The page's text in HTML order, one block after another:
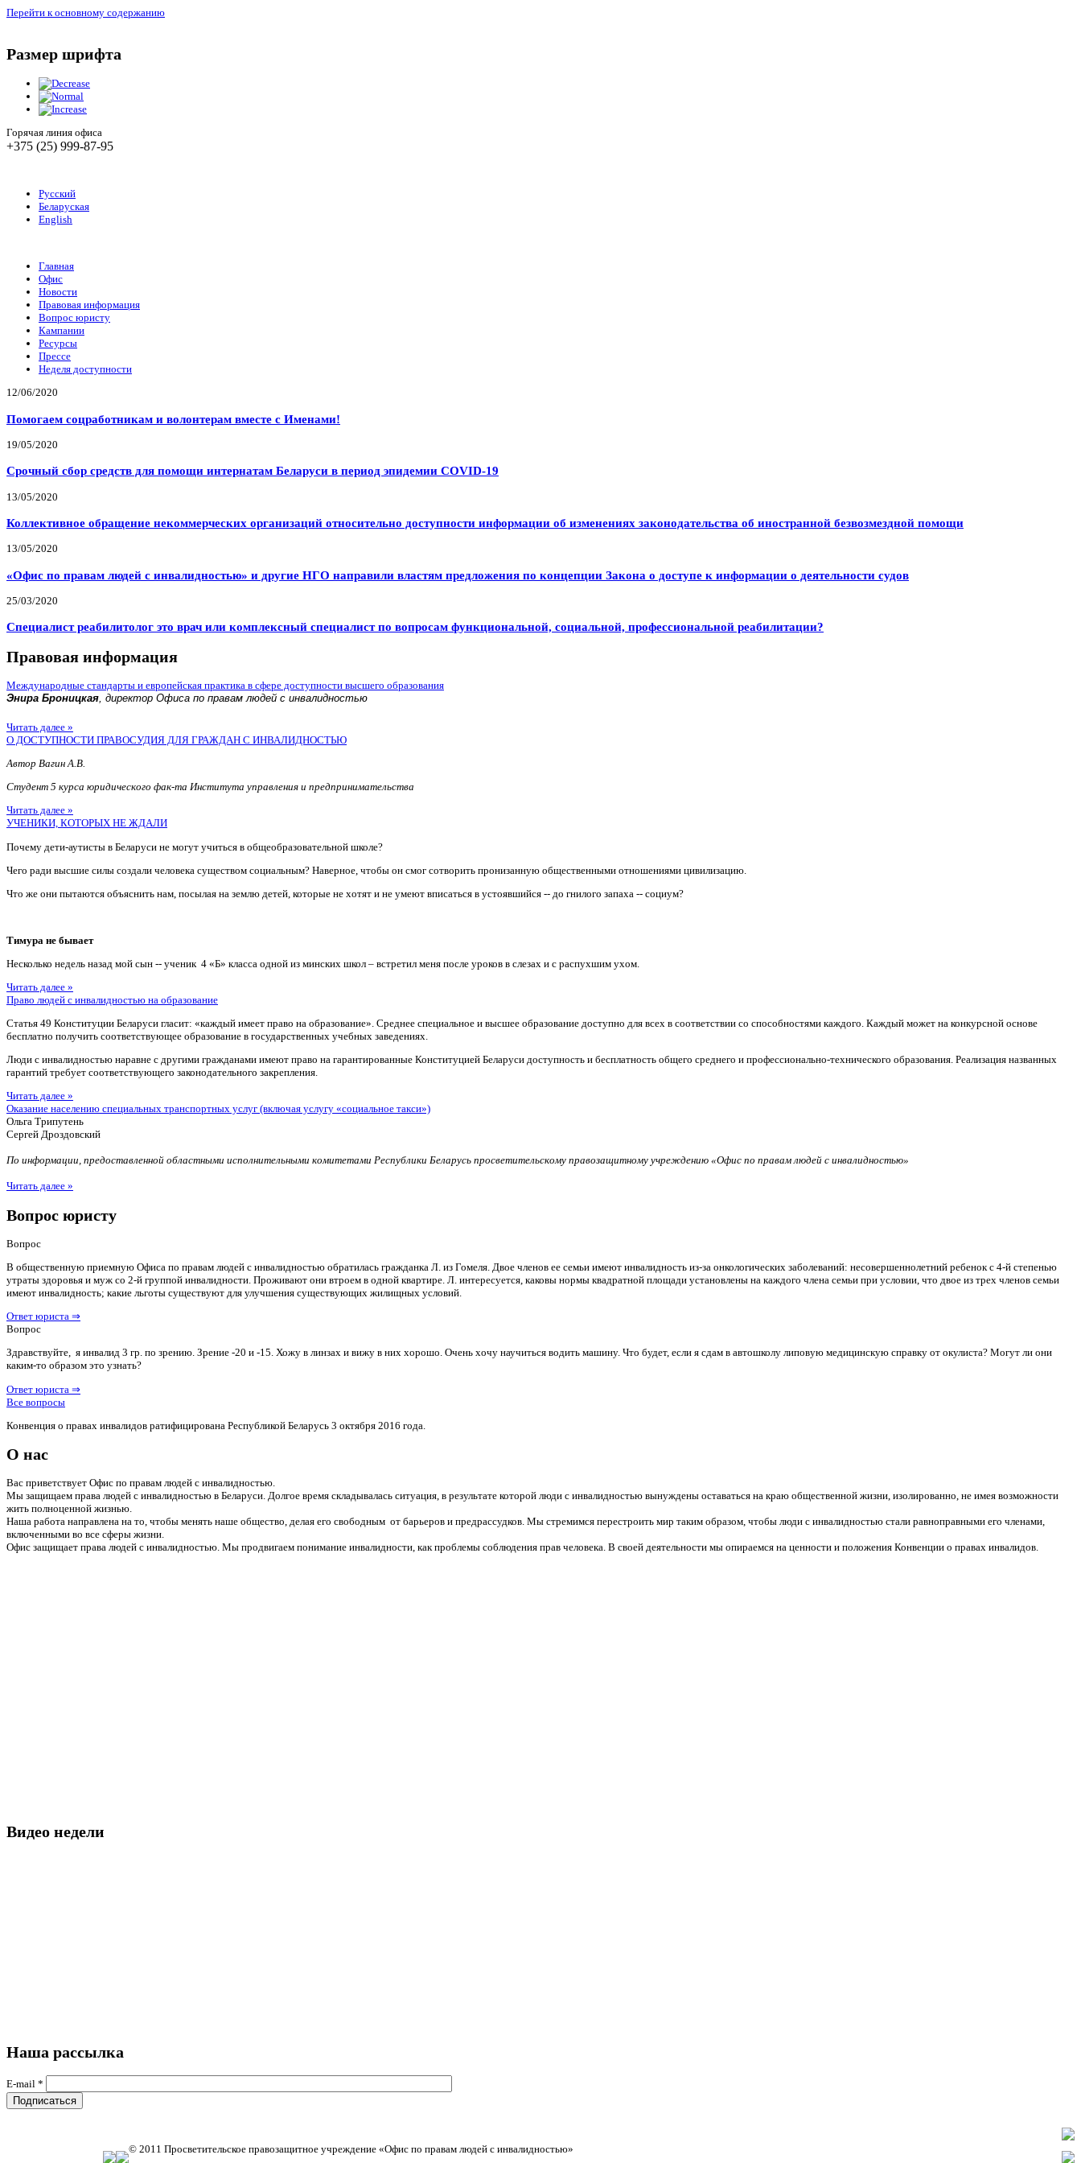
Перейти к основному содержанию
Размер шрифта
Горячая линия офиса
+375 (25) 999-87-95
Русский
Беларуская
English
Главная
Офис
Новости
Правовая информация
Вопрос юристу
Кампании
Ресурсы
Прессе
Неделя доступности
12/06/2020
Помогаем соцработникам и волонтерам вместе с Именами!
19/05/2020
Срочный сбор средств для помощи интернатам Беларуси в период эпидемии COVID-19
13/05/2020
Коллективное обращение некоммерческих организаций относительно доступности информации об изменениях законодательства об иностранной безвозмездной помощи
13/05/2020
«Офис по правам людей с инвалидностью» и другие НГО направили властям предложения по концепции Закона о доступе к информации о деятельности судов
25/03/2020
Специалист реабилитолог это врач или комплексный специалист по вопросам функциональной, социальной, профессиональной реабилитации?
Правовая информация
Международные стандарты и европейская практика в сфере доступности высшего образования
Энира Броницкая, директор Офиса по правам людей с инвалидностью
Читать далее »
О ДОСТУПНОСТИ ПРАВОСУДИЯ ДЛЯ ГРАЖДАН С ИНВАЛИДНОСТЬЮ
Автор Вагин А.В.
Студент 5 курса юридического фак-та Института управления и предпринимательства
Читать далее »
УЧЕНИКИ, КОТОРЫХ НЕ ЖДАЛИ
Почему дети-аутисты в Беларуси не могут учиться в общеобразовательной школе?
Чего ради высшие силы создали человека существом социальным? Наверное, чтобы он смог сотворить пронизанную общественными отношениями цивилизацию.
Что же они пытаются объяснить нам, посылая на землю детей, которые не хотят и не умеют вписаться в устоявшийся -- до гнилого запаха -- социум?
Тимура не бывает
Несколько недель назад мой сын -- ученик 4 «Б» класса одной из минских школ – встретил меня после уроков в слезах и с распухшим ухом.
Читать далее »
Право людей с инвалидностью на образование
Статья 49 Конституции Беларуси гласит: «каждый имеет право на образование». Среднее специальное и высшее образование доступно для всех в соответствии со способностями каждого. Каждый может на конкурсной основе
бесплатно получить соответствующее образование в государственных учебных заведениях.
Люди с инвалидностью наравне с другими гражданами имеют право на гарантированные Конституцией Беларуси доступность и бесплатность общего среднего и профессионально-технического образования. Реализация названных
гарантий требует соответствующего законодательного закрепления.
Читать далее »
Оказание населению специальных транспортных услуг (включая услугу «социальное такси»)
Ольга Трипутень
Сергей Дроздовский
По информации, предоставленной областными исполнительными комитетами Республики Беларусь просветительскому правозащитному учреждению «Офис по правам людей с инвалидностью»
Читать далее »
Вопрос юристу
Вопрос
В общественную приемную Офиса по правам людей с инвалидностью обратилась гражданка Л. из Гомеля. Двое членов ее семьи имеют инвалидность из-за онкологических заболеваний: несовершеннолетний ребенок с 4-й степенью
утраты здоровья и муж со 2-й группой инвалидности. Проживают они втроем в одной квартире. Л. интересуется, каковы нормы квадратной площади установлены на каждого члена семьи при условии, что двое из трех членов семьи
имеют инвалидность; какие льготы существуют для улучшения существующих жилищных условий.
Ответ юриста ⇒
Вопрос
Здравствуйте, я инвалид 3 гр. по зрению. Зрение -20 и -15. Хожу в линзах и вижу в них хорошо. Очень хочу научиться водить машину. Что будет, если я сдам в автошколу липовую медицинскую справку от окулиста? Могут ли они
каким-то образом это узнать?
Ответ юриста ⇒
Все вопросы
Конвенция о правах инвалидов ратифицирована Республикой Беларусь 3 октября 2016 года.
О нас
Вас приветствует Офис по правам людей с инвалидностью.
Мы защищаем права людей с инвалидностью в Беларуси. Долгое время складывалась ситуация, в результате которой люди с инвалидностью вынуждены оставаться на краю общественной жизни, изолированно, не имея возможности
жить полноценной жизнью.
Наша работа направлена на то, чтобы менять наше общество, делая его свободным от барьеров и предрассудков. Мы стремимся перестроить мир таким образом, чтобы люди с инвалидностью стали равноправными его членами,
включенными во все сферы жизни.
Офис защищает права людей с инвалидностью. Мы продвигаем понимание инвалидности, как проблемы соблюдения прав человека. В своей деятельности мы опираемся на ценности и положения Конвенции о правах инвалидов.
Видео недели
Наша рассылка
E-mail *
© 2011 Просветительское правозащитное учреждение «Офис по правам людей с инвалидностью»